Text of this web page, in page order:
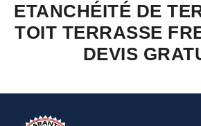
ETANCHÉITÉ DE
TOIT TERRASSE
DEVIS